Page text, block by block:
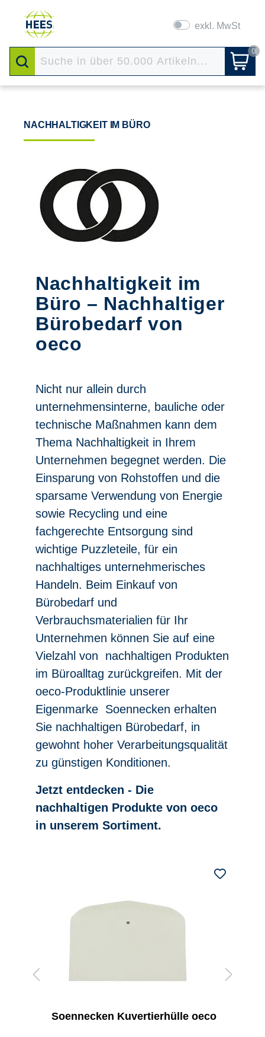
exkl. MwSt
0
NACHHALTIGKEIT IM BÜRO
Nachhaltigkeit im
Büro – Nachhaltiger
Bürobedarf von
oeco
Nicht nur allein durch
unternehmensinterne, bauliche oder
technische Maßnahmen kann dem
Thema Nachhaltigkeit in Ihrem
Unternehmen begegnet werden. Die
Einsparung von Rohstoffen und die
sparsame Verwendung von Energie
sowie Recycling und eine
fachgerechte Entsorgung sind
wichtige Puzzleteile, für ein
nachhaltiges unternehmerisches
Handeln. Beim Einkauf von
Bürobedarf und
Verbrauchsmaterialien für Ihr
Unternehmen können Sie auf eine
Vielzahl von nachhaltigen Produkten
im Büroalltag zurückgreifen. Mit der
oeco-Produktlinie unserer
Eigenmarke Soennecken erhalten
Sie nachhaltigen Bürobedarf, in
gewohnt hoher Verarbeitungsqualität
zu günstigen Konditionen.
Jetzt entdecken - Die
nachhaltigen Produkte von oeco
in unserem Sortiment.
Soennecken Kuvertierhülle oeco